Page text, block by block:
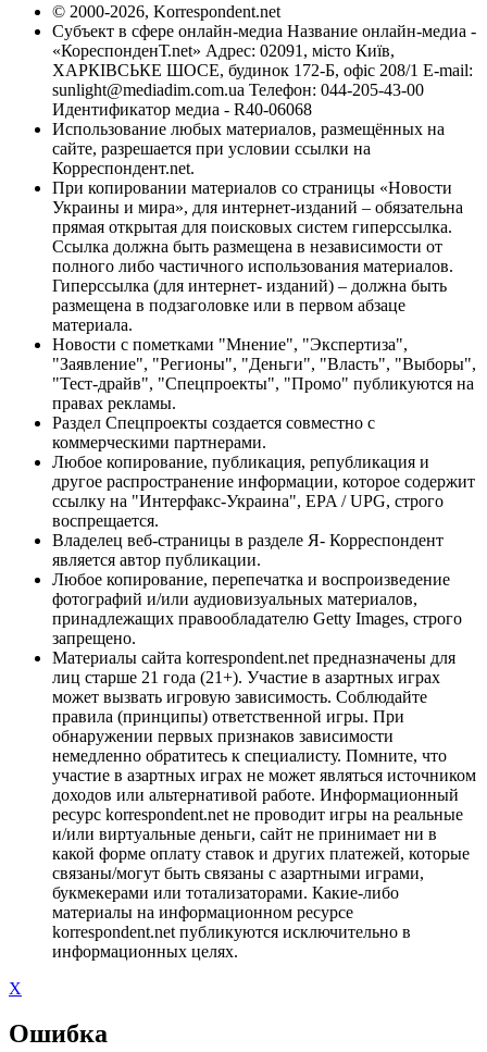
© 2000-2026, Korrespondent.net
Субъект в сфере онлайн-медиа Название онлайн-медиа -
«КореспонденТ.net» Адрес: 02091, місто Київ,
ХАРКІВСЬКЕ ШОСЕ, будинок 172-Б, офіс 208/1 E-mail:
sunlight@mediadim.com.ua Телефон: 044-205-43-00
Идентификатор медиа - R40-06068
Использование любых материалов, размещённых на
сайте, разрешается при условии ссылки на
Корреспондент.net.
При копировании материалов со страницы «Новости
Украины и мира», для интернет-изданий – обязательна
прямая открытая для поисковых систем гиперссылка.
Ссылка должна быть размещена в независимости от
полного либо частичного использования материалов.
Гиперссылка (для интернет- изданий) – должна быть
размещена в подзаголовке или в первом абзаце
материала.
Новости с пометками "Мнение", "Экспертиза",
"Заявление", "Регионы", "Деньги", "Власть", "Выборы",
"Тест-драйв", "Спецпроекты", "Промо" публикуются на
правах рекламы.
Раздел Спецпроекты создается совместно с
коммерческими партнерами.
Любое копирование, публикация, републикация и
другое распространение информации, которое содержит
ссылку на "Интерфакс-Украина", EPA / UPG, строго
воспрещается.
Владелец веб-страницы в разделе Я- Корреспондент
является автор публикации.
Любое копирование, перепечатка и воспроизведение
фотографий и/или аудиовизуальных материалов,
принадлежащих правообладателю Getty Images, строго
запрещено.
Материалы сайта korrespondent.net предназначены для
лиц старше 21 года (21+). Участие в азартных играх
может вызвать игровую зависимость. Соблюдайте
правила (принципы) ответственной игры. При
обнаружении первых признаков зависимости
немедленно обратитесь к специалисту. Помните, что
участие в азартных играх не может являться источником
доходов или альтернативой работе. Информационный
ресурс korrespondent.net не проводит игры на реальные
и/или виртуальные деньги, сайт не принимает ни в
какой форме оплату ставок и других платежей, которые
связаны/могут быть связаны с азартными играми,
букмекерами или тотализаторами. Какие-либо
материалы на информационном ресурсе
korrespondent.net публикуются исключительно в
информационных целях.
X
Ошибка